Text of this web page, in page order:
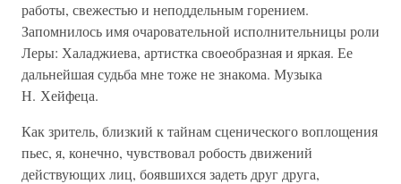
работы, свежестью и неподдельным горением.
Запомнилось имя очаровательной исполнительницы роли
Леры: Халаджиева, артистка своеобразная и яркая. Ее
дальнейшая судьба мне тоже не знакома. Музыка
Н. Хейфеца.
Как зритель, близкий к тайнам сценического воплощения
пьес, я, конечно, чувствовал робость движений
действующих лиц, боявшихся задеть друг друга,